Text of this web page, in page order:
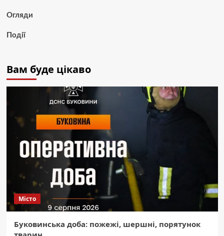
Огляди
Події
Вам буде цікаво
Місто
Буковинська доба: пожежі, шершні, порятунок